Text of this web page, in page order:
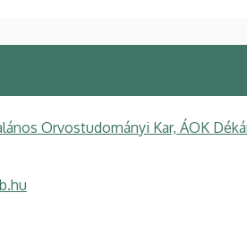
Orvostudományi Kar, ÁOK